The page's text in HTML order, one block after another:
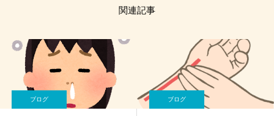
関連記事
ブログ ブログ